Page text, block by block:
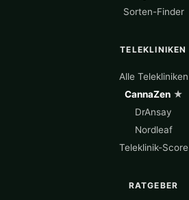
Sorten-Finder
TELEKLINIKEN
Alle Telekliniken
CannaZen★
DrAnsay
Nordleaf
Teleklinik-Score
RATGEBER